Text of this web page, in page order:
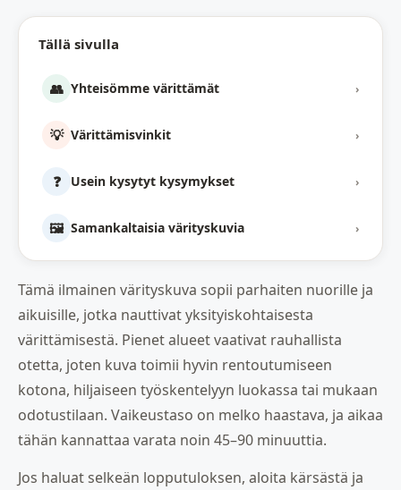
Tällä sivulla
👥 Yhteisömme värittämät ›
💡 Värittämisvinkit ›
❓ Usein kysytyt kysymykset ›
🖼️ Samankaltaisia värityskuvia ›
Tämä ilmainen värityskuva sopii parhaiten nuorille ja
aikuisille, jotka nauttivat yksityiskohtaisesta
värittämisestä. Pienet alueet vaativat rauhallista
otetta, joten kuva toimii hyvin rentoutumiseen
kotona, hiljaiseen työskentelyyn luokassa tai mukaan
odotustilaan. Vaikeustaso on melko haastava, ja aikaa
tähän kannattaa varata noin 45–90 minuuttia.
Jos haluat selkeän lopputuloksen, aloita kärsästä ja